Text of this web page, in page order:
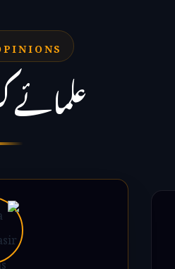
علمائے